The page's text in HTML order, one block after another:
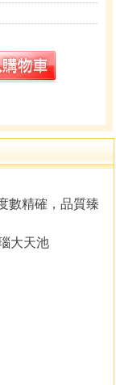
數精確，品質臻
大天池